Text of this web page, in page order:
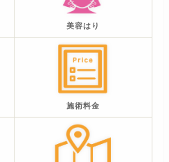
美容はり
施術料金